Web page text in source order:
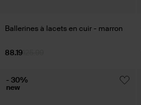
Ballerines à lacets en cuir - marron
88.19
- 30%
new